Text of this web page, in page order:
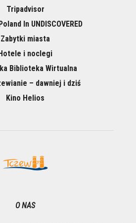
Tripadvisor
In UNDISCOVERED
Zabytki miasta
i noclegi
Biblioteka Wirtualna
– dawniej i dziś
Kino Helios
O NAS